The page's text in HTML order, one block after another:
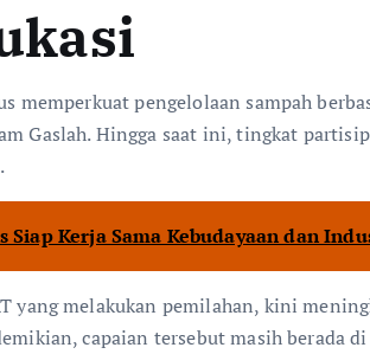
memperkuat pengelolaan sampah
Gaslah. Hingga saat ini, tingkat
Siap Kerja Sama Kebudayaan dan
yang melakukan pemilahan, kini
capaian tersebut masih berada